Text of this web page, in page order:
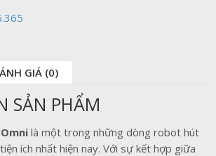
GIÁ (0)
SẢN PHẨM
là một trong những dòng robot hút
ích nhất hiện nay. Với sự kết hợp giữa